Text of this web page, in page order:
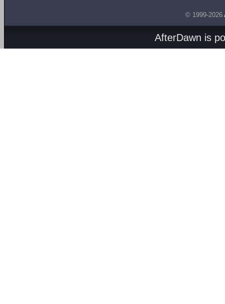
© 1999-2026
AfterDawn is